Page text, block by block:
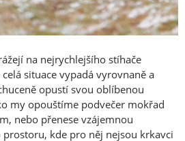
na nejrychlejšího stíhače
situace vypadá vyrovnaně a
opustí svou oblíbenou
my opouštíme podvečer mokřad
nebo přenese vzájemnou
kde pro něj nejsou krkavci